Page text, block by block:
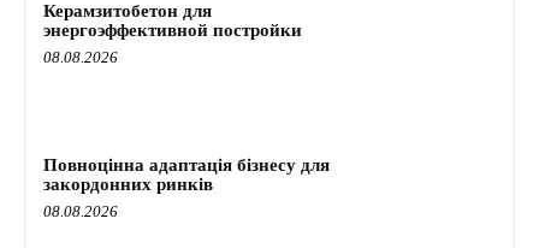
Керамзитобетон для
энергоэффективной постройки
08.08.2026
Повноцінна адаптація бізнесу для
закордонних ринків
08.08.2026